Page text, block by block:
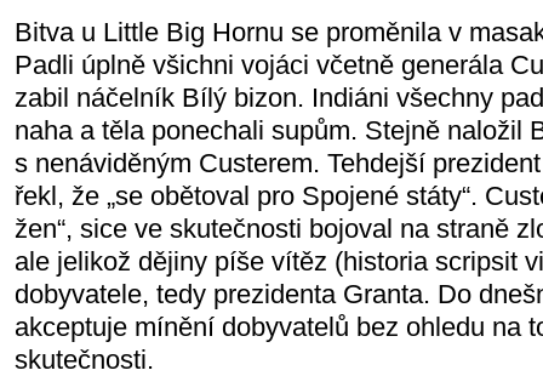
Bitva u Little Big Hornu se proměnila v
Padli úplně všichni vojáci včetně generála
zabil náčelník Bílý bizon. Indiáni všechny
naha a těla ponechali supům. Stejně naložil
s nenáviděným Custerem. Tehdejší
řekl, že „se obětoval pro Spojené státy“.
žen“, sice ve skutečnosti bojoval na straně
ale jelikož dějiny píše vítěz (historia scripsit
dobyvatele, tedy prezidenta Granta. Do
akceptuje mínění dobyvatelů bez ohledu na
skutečnosti.